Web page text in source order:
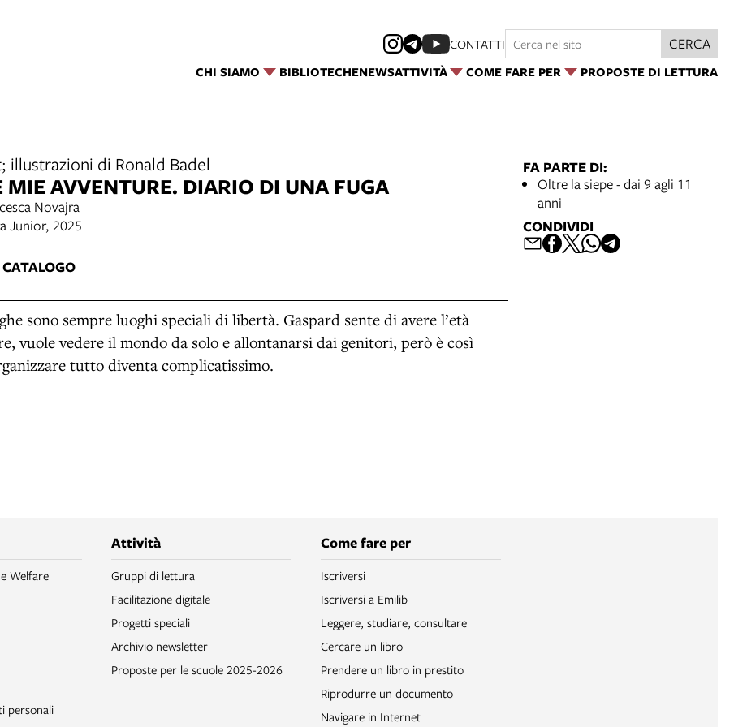
CHI SIAMO BIBLIOTECHENEWSATTIVITÀ COME FARE PER PROPOSTE DI LETTURA
CONTATTI CERCA
illustrazioni di Ronald Badel
MIE AVVENTURE. DIARIO DI UNA FUGA
Novajra
Junior, 2025
sono sempre luoghi speciali di libertà. Gaspard sente di avere l’età
vuole vedere il mondo da solo e allontanarsi dai genitori, però è così
tutto diventa complicatissimo.
FA PARTE DI:
Oltre la siepe - dai 9 agli 11
anni
CONDIVIDI
Welfare
personali
Attività
Gruppi di lettura
Facilitazione digitale
Progetti speciali
Archivio newsletter
Proposte per le scuole 2025-2026
Come fare per
Iscriversi
Iscriversi a Emilib
Leggere, studiare, consultare
Cercare un libro
Prendere un libro in prestito
Riprodurre un documento
Navigare in Internet